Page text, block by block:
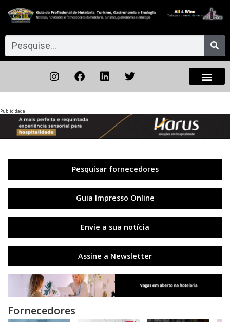
Publicidade
Pesquisar fornecedores
Guia Impresso Online
Envie a sua notícia
Assine a Newsletter
Fornecedores